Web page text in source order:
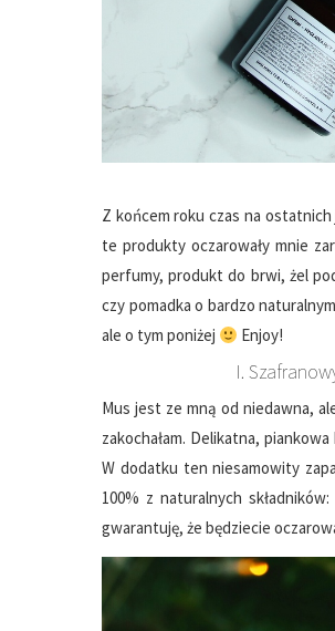
Z końcem roku czas na
te produkty oczarowały mnie
perfumy, produkt do brwi, żel
czy pomadka o bardzo
ale o tym poniżej
Enjoy!
I.
Mus jest ze mną od niedawna,
zakochałam. Delikatna,
W dodatku ten niesamowity
100% z naturalnych
gwarantuję, że będziecie